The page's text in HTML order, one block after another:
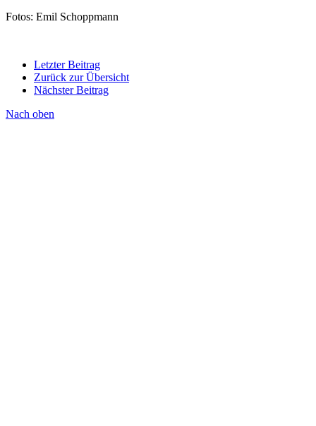
Fotos: Emil Schoppmann
Letzter Beitrag
Zurück zur Übersicht
Nächster Beitrag
Nach oben